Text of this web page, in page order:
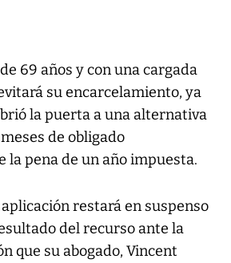
69 años y con una cargada
su encarcelamiento, ya
la puerta a una alternativa
de obligado
la pena de un año impuesta.
restará en suspenso
del recurso ante la
que su abogado, Vincent